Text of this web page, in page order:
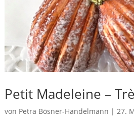
Petit Madeleine –
von Petra Bösner-Handelmann |27.